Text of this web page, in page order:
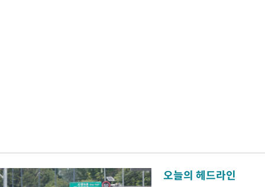
오늘의 헤드라인